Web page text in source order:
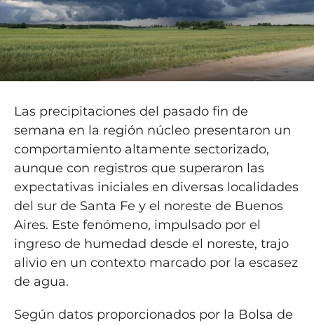
Las precipitaciones del pasado fin de
semana en la región núcleo presentaron un
comportamiento altamente sectorizado,
aunque con registros que superaron las
expectativas iniciales en diversas localidades
del sur de Santa Fe y el noreste de Buenos
Aires. Este fenómeno, impulsado por el
ingreso de humedad desde el noreste, trajo
alivio en un contexto marcado por la escasez
de agua.
Según datos proporcionados por la Bolsa de